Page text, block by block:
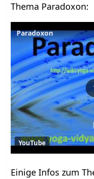
Thema Paradoxon:
Paradoxon
YouTube
Einige Infos zum